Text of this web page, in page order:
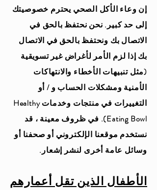
إن وعاء الأكل الصحي يحترم خصوصيتك
إلى حد كبير. نحن نحتفظ بالحق في
الاتصال بك ونحتفظ بالحق في الاتصال
بك إذا لزم الأمر لأغراض غير تسويقية
(مثل تنبيهات الأخطاء والانتهاكات
الأمنية ومشكلات الحساب و / أو
التغييرات في منتجات وخدمات Healthy
Eating Bowl). في ظروف معينة ، قد
نستخدم موقعنا الإلكتروني أو صحفنا أو
وسائل عامة أخرى لنشر إشعار.
الأطفال الذين تقل أعمارهم